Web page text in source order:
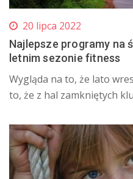
20 lipca 2022
Najlepsze programy na
letnim sezonie fitness
Wygląda na to, że lato
to, że z hal zamkniętych